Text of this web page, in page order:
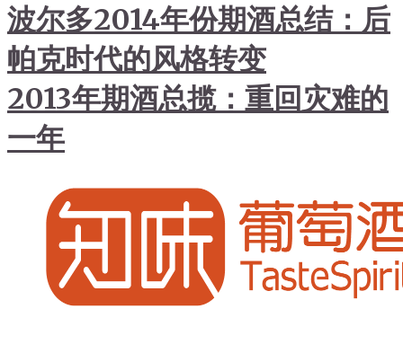
波尔多2014年份期酒总结：后
帕克时代的风格转变
2013年期酒总揽：重回灾难的
一年